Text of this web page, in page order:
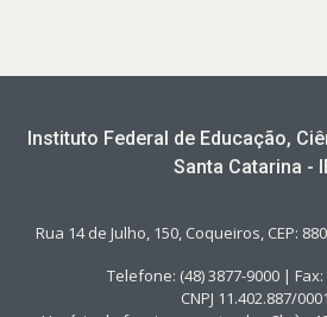
Instituto Federal de Educação,
Santa Catarina -
Rua 14 de Julho, 150, Coqueiros, CEP:
Telefone: (48) 3877-9000 | Fax:
CNPJ 11.402.887/